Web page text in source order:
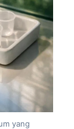
yang